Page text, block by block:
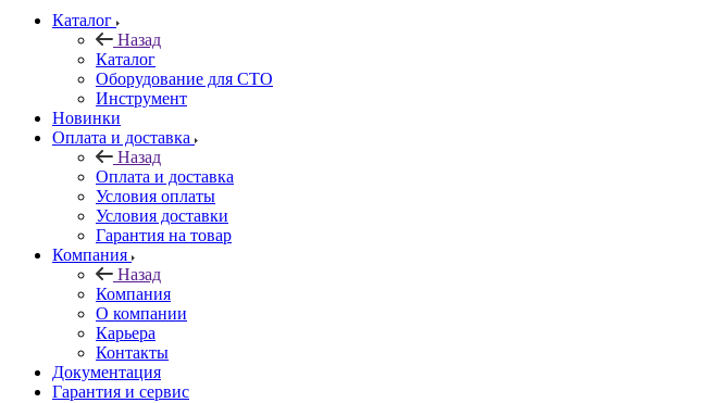
Каталог
Назад
Каталог
Оборудование для СТО
Инструмент
Новинки
Оплата и доставка
Назад
Оплата и доставка
Условия оплаты
Условия доставки
Гарантия на товар
Компания
Назад
Компания
О компании
Карьера
Контакты
Документация
Гарантия и сервис